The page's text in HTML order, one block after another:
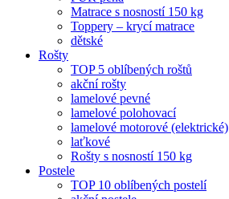
Matrace s nosností 150 kg
Toppery – krycí matrace
dětské
Rošty
TOP 5 oblíbených roštů
akční rošty
lamelové pevné
lamelové polohovací
lamelové motorové (elektrické)
laťkové
Rošty s nosností 150 kg
Postele
TOP 10 oblíbených postelí